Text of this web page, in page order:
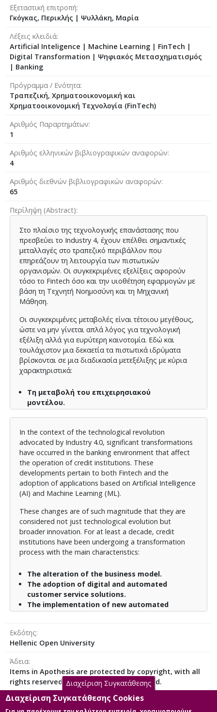
Εξεταστική επιτροπή
Γκόγκας, Περικλής | Ψυλλάκη, Μαρία
Λέξεις κλειδιά
Artificial Inteligence | Machine Learning | FinTech |
Digital Transformation | Ψηφιακός Μετασχηματισμός
| Banking
Πρόγραμμα / Ενότητα
Τραπεζική, Χρηματοοικονομική και
Χρηματοοικονομική Τεχνολογία (FinTech)
Αριθμός Παραρτημάτων
1
Αριθμός ελληνικών βιβλιογραφικών αναφορών
4
Αριθμός διεθνών βιβλιογραφικών αναφορών
65
Περίληψη (Abstract)
Στο πλαίσιο της τεχνολογικής επανάστασης που
πρεσβεύει το Industry 4, έχουν επέλθει σημαντικές
μεταλλαγές στο τραπεζικό περιβάλλον που
επηρεάζουν τη λειτουργία των πιστωτικών
οργανισμών. Οι συγκεκριμένες εξελίξεις αφορούν
τόσο το Fintech όσο και την υιοθέτηση εφαρμογών με
βάση τη Τεχνητή Νοημοσύνη και τη Μηχανική
Μάθηση.
Οι συγκεκριμένες μεταβολές είναι τέτοιου μεγέθους,
ώστε να μην γίνεται απλά λόγος για τεχνολογική
εξέλιξη αλλά για ευρύτερη καινοτομία. Εδώ και
τουλάχιστον μια δεκαετία τα πιστωτικά ιδρύματα
βρίσκονται σε μια διαδικασία μετεξέλιξης με κύρια
χαρακτηριστικά:
Τη μεταβολή του επιχειρησιακού
μοντέλου.
Την υιοθέτηση ψηφιακών και αυτόματων
Την υιοθέτηση νέων αυτοματοποιημένων
εφαρμογών οι οποίες αντικαθιστούν τις
παραδοσιακές λειτουργικές τεχνικές
ανθρωποκεντρικού χαρακτήρα.
Σκοπός της διπλωματικής εργασίας είναι η μελέτη
Ελληνικά πιστωτικά ιδρύματα με βάση τα τρία
ανωτέρω χαρακτηριστικά και με βάση τη Τεχνητή
Νοημοσύνη και τη Μηχανική Μάθηση.
In the context of the technological revolution
advocated by Industry 4.0, significant transformations
have occurred in the banking environment that affect
the operation of credit institutions. These
developments pertain to both Fintech and the
adoption of applications based on Artificial Intelligence
(AI) and Machine Learning (ML).
These changes are of such magnitude that they are
considered not just technological evolution but
broader innovation. For at least a decade, credit
institutions have been undergoing a transformation
process with the main characteristics:
The alteration of the business model.
The adoption of digital and automated
customer service solutions.
The implementation of new automated
applications that replace traditional human-
The purpose of this dissertation is to study how Greek
three characteristics and on the foundations of
Artificial Intelligence and Machine Learning.
Εκδότης
Hellenic Open University
Άδεια
Items in Apothesis are protected by copyright, with all
rights reserved, unless otherwise indicated.
Διαχείριση Συγκατάθεσης
Διαχείριση Συγκατάθεσης Cookies